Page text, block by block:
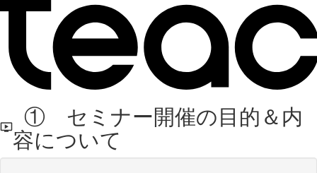
① セミナー開催の目的＆内
容について